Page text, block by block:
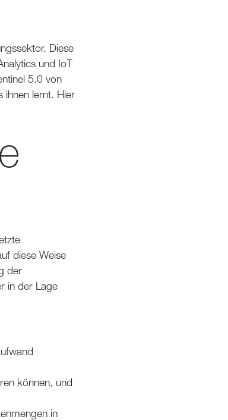
Diese
und IoT
5.0 von
ihnen lernt. Hier
diese Weise
der
in der Lage
können, und
in